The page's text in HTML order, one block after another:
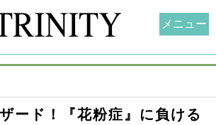
ード！『花粉症』に負ける
メニュー